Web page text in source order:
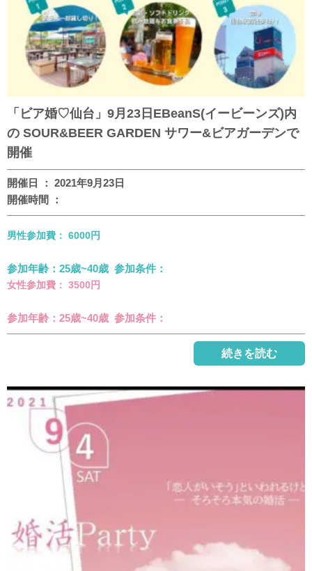
「ビア婚♡仙台」9月23日EBeanS(イービーンズ)内
の SOUR&BEER GARDEN サワー&ビアガーデンで
開催
開催日 ： 2021年9月23日
開催時間 ：
男性参加費： 6000円
参加年齢：25歳~40歳 参加条件：
女性参加費： 3500円
参加年齢：25歳~40歳 参加条件：
続きを読む